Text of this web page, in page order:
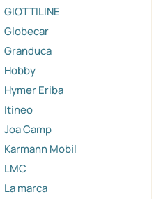
GIOTTILINE
Globecar
Granduca
Hobby
Hymer Eriba
Itineo
Joa Camp
Karmann Mobil
LMC
La marca